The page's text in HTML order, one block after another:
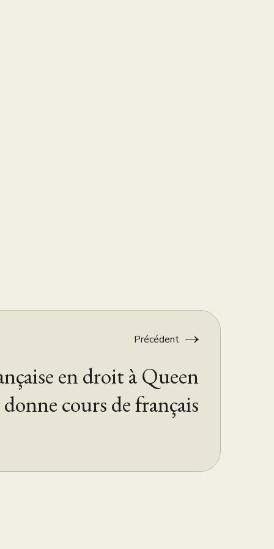
Précédent
en droit à Queen
cours de français